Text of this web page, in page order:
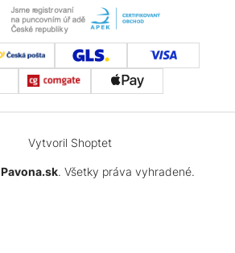
Vytvoril Shoptet
Pavona.sk. Všetky práva vyhradené.